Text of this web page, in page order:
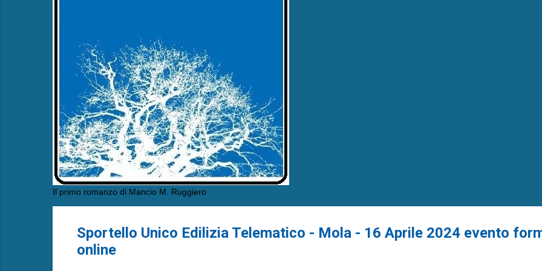
Il primo romanzo di Mancio M. Ruggiero
Sportello Unico Edilizia Telematico - Mola - 16 Aprile 2024 evento
online